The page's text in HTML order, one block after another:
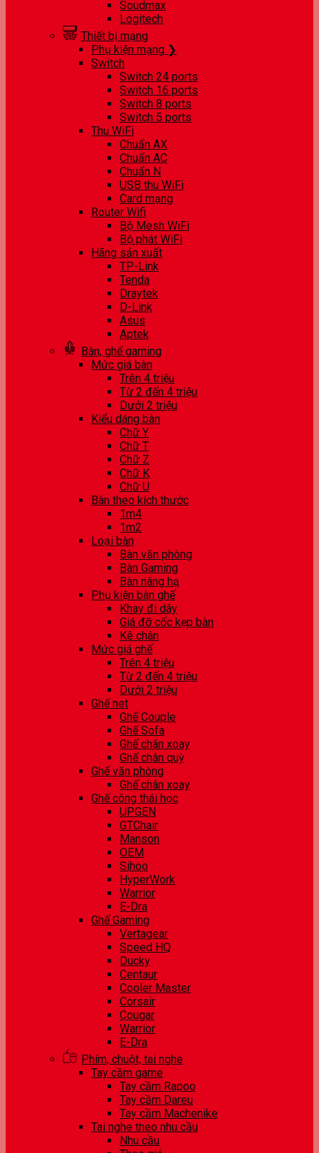
Soudmax
Logitech
Thiết bị mạng
Phụ kiện mạng ❯
Switch
Switch 24 ports
Switch 16 ports
Switch 8 ports
Switch 5 ports
Thu WiFi
Chuẩn AX
Chuẩn AC
Chuẩn N
USB thu WiFi
Card mạng
Router Wifi
Bộ Mesh WiFi
Bộ phát WiFi
Hãng sản xuất
TP-Link
Tenda
Draytek
D-Link
Asus
Aptek
Bàn, ghế gaming
Mức giá bàn
Trên 4 triệu
Từ 2 đến 4 triệu
Dưới 2 triệu
Kiểu dáng bàn
Chữ Y
Chữ T
Chữ Z
Chữ K
Chữ U
Bàn theo kích thước
1m4
1m2
Loại bàn
Bàn văn phòng
Bàn Gaming
Bàn nâng hạ
Phụ kiện bàn ghế
Khay đi dây
Giá đỡ cốc kẹp bàn
Kê chân
Mức giá ghế
Trên 4 triệu
Từ 2 đến 4 triệu
Dưới 2 triệu
Ghế net
Ghế Couple
Ghế Sofa
Ghế chân xoay
Ghế chân quỳ
Ghế văn phòng
Ghế chân xoay
Ghế công thái học
UPGEN
GTChair
Manson
OEM
Sihoo
HyperWork
Warrior
E-Dra
Ghế Gaming
Vertagear
Speed HQ
Ducky
Centaur
Cooler Master
Corsair
Cougar
Warrior
E-Dra
Phím, chuột, tai nghe
Tay cầm game
Tay cầm Rapoo
Tay cầm Dareu
Tay cầm Machenike
Tai nghe theo nhu cầu
Nhu cầu